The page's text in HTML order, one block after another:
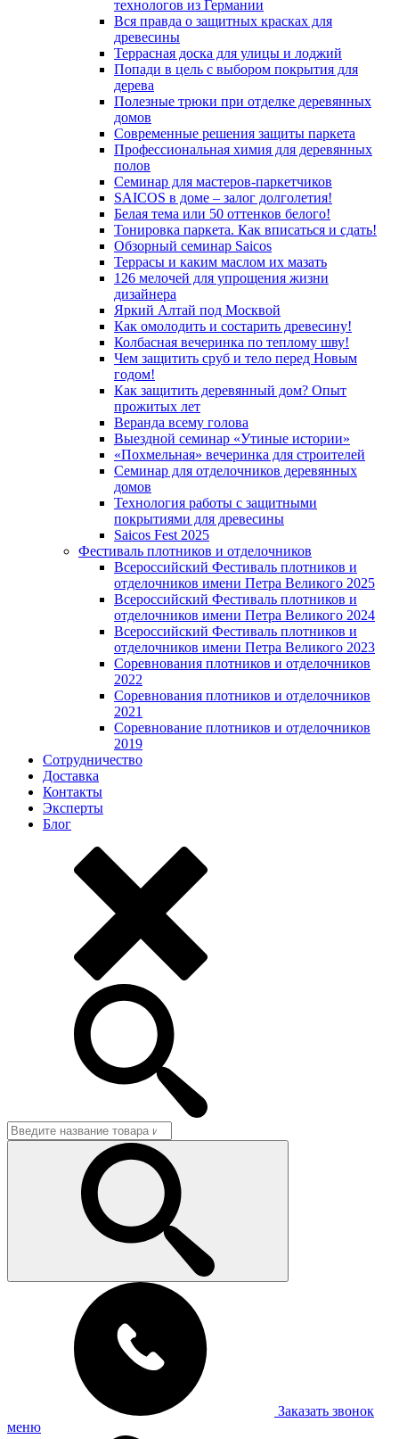
технологов из Германии
Вся правда о защитных красках для
древесины
Террасная доска для улицы и лоджий
Попади в цель с выбором покрытия для
дерева
Полезные трюки при отделке деревянных
домов
Современные решения защиты паркета
Профессиональная химия для деревянных
полов
Семинар для мастеров-паркетчиков
SAICOS в доме – залог долголетия!
Белая тема или 50 оттенков белого!
Тонировка паркета. Как вписаться и сдать!
Обзорный семинар Saicos
Террасы и каким маслом их мазать
126 мелочей для упрощения жизни
дизайнера
Яркий Алтай под Москвой
Как омолодить и состарить древесину!
Колбасная вечеринка по теплому шву!
Чем защитить сруб и тело перед Новым
годом!
Как защитить деревянный дом? Опыт
прожитых лет
Веранда всему голова
Выездной семинар «Утиные истории»
«Похмельная» вечеринка для строителей
Семинар для отделочников деревянных
домов
Технология работы с защитными
покрытиями для древесины
Saicos Fest 2025
Фестиваль плотников и отделочников
Всероссийский Фестиваль плотников и
отделочников имени Петра Великого 2025
Всероссийский Фестиваль плотников и
отделочников имени Петра Великого 2024
Всероссийский Фестиваль плотников и
отделочников имени Петра Великого 2023
Соревнования плотников и отделочников
2022
Соревнования плотников и отделочников
2021
Соревнование плотников и отделочников
2019
Сотрудничество
Доставка
Контакты
Эксперты
Блог
Заказать звонок
меню